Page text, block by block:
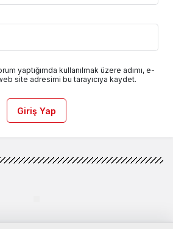
yaptığımda kullanılmak üzere adımı, e-
site adresimi bu tarayıcıya kaydet.
Giriş Yap